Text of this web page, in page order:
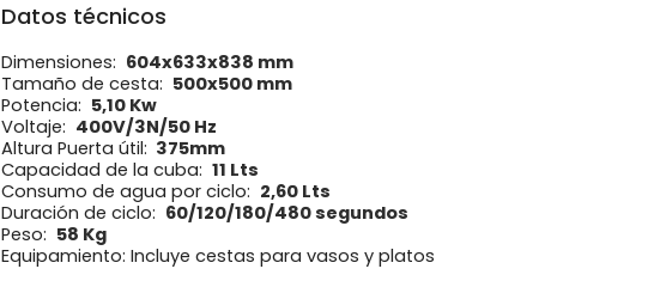
Datos técnicos
Dimensiones: 604x633x838 mm
Tamaño de cesta: 500x500 mm
Potencia: 5,10 Kw
Voltaje: 400V/3N/50 Hz
Altura Puerta útil: 375mm
Capacidad de la cuba: 11 Lts
Consumo de agua por ciclo: 2,60 Lts
Duración de ciclo: 60/120/180/480 segundos
Peso: 58 Kg
Equipamiento: Incluye cestas para vasos y platos